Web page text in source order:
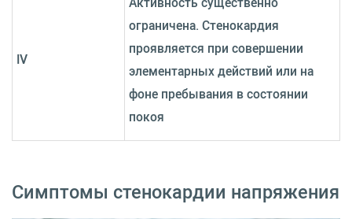
IV
ограничена. Стенокардия
проявляется при совершении
элементарных действий или на
фоне пребывания в состоянии
покоя
Симптомы стенокардии напряжения